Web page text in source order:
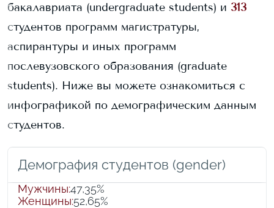
бакалавриата (undergraduate students) и 313
студентов программ магистратуры,
аспирантуры и иных программ
послевузовского образования (graduate
students). Ниже вы можете ознакомиться с
инфографикой по демографическим данным
студентов.
Демография студентов (gender)
Мужчины:47,35%
Женщины:52,65%